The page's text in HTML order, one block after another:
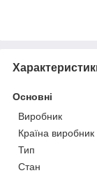
Основні
Виробник
Країна виробник
Тип
Стан